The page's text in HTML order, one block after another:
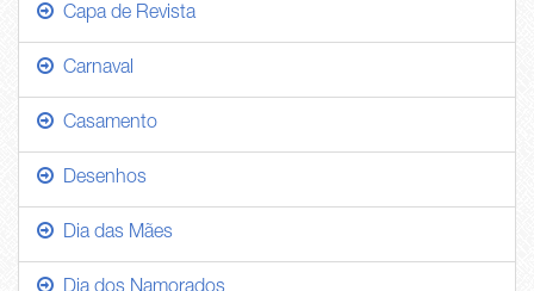
Capa de Revista
Carnaval
Casamento
Desenhos
Dia das Mães